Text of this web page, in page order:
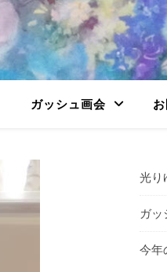
ガッシュ画会
光り
ガ
今年